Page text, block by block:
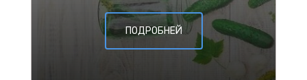
ПОДРОБНЕЙ